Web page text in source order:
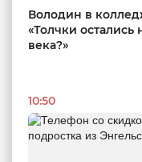
Володин в
«Толчки остались
века?»
10:50